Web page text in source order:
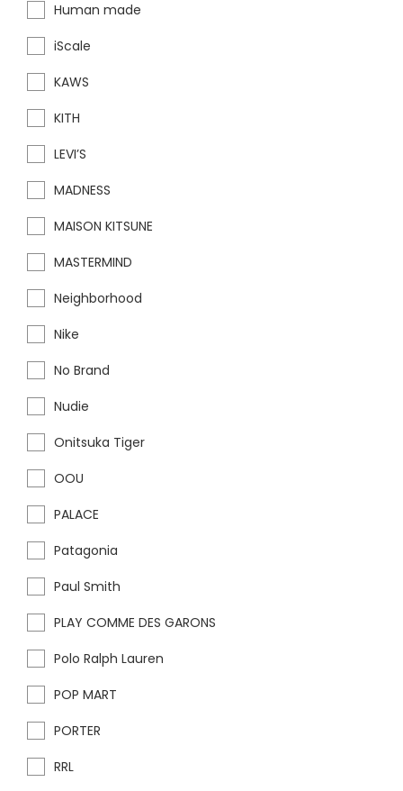
Human made
iScale
KAWS
KITH
LEVI’S
MADNESS
MAISON KITSUNE
MASTERMIND
Neighborhood
Nike
No Brand
Nudie
Onitsuka Tiger
OOU
PALACE
Patagonia
Paul Smith
PLAY COMME DES GARONS
Polo Ralph Lauren
POP MART
PORTER
RRL